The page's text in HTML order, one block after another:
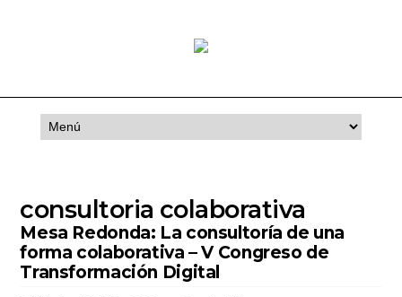
consultoria colaborativa
Mesa Redonda: La consultoría de una
forma colaborativa – V Congreso de
Transformación Digital